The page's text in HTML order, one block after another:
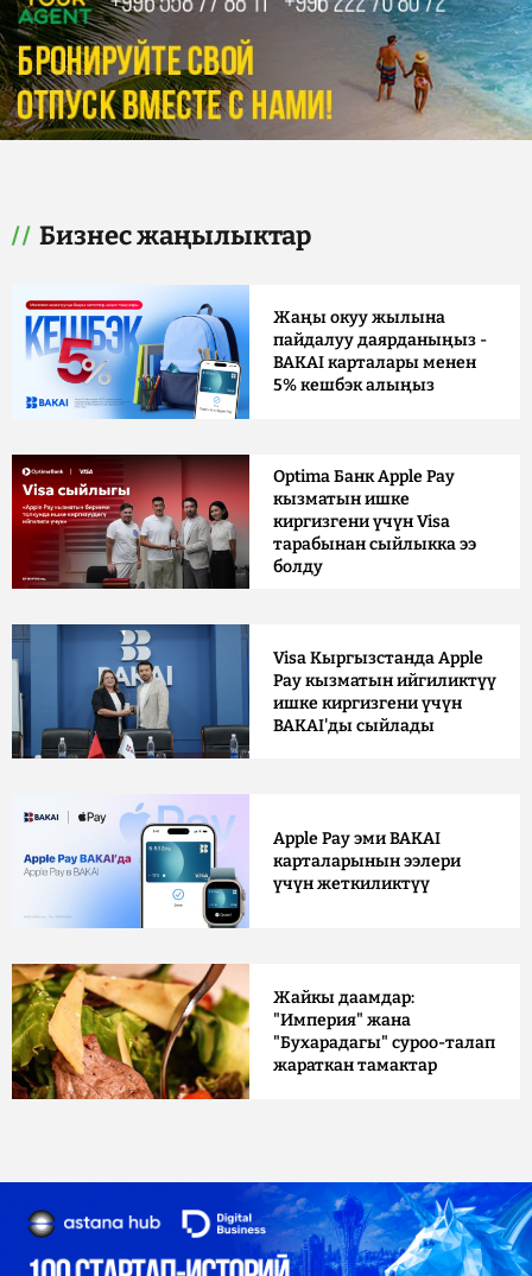
Бизнес жаңылыктар
Жаңы окуу жылына
пайдалуу даярданыңыз -
BAKAI карталары менен
5% кешбэк алыңыз
Optima Банк Apple Pay
кызматын ишке
киргизгени үчүн Visa
тарабынан сыйлыкка ээ
болду
Visa Кыргызстанда Apple
Pay кызматын ийгиликтүү
ишке киргизгени үчүн
BAKAI'ды сыйлады
Apple Pay эми BAKAI
карталарынын ээлери
үчүн жеткиликтүү
Жайкы даамдар:
"Империя" жана
"Бухарадагы" суроо-талап
жараткан тамактар